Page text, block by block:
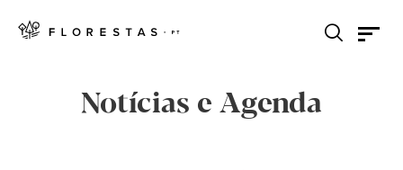
Notícias e Agenda